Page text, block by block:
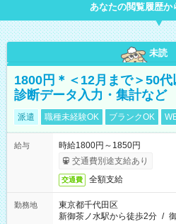
あなたの閲覧履歴か
未読
1800円＊＜12月まで＞50
診断データ入力・集計など
派遣 職種未経験OK ブランクOK
給与
時給1800円～1850円
交通費別途支給あり
交通費 全額支給
勤務地
東京都千代田区
新御茶ノ水駅から徒歩2分 /